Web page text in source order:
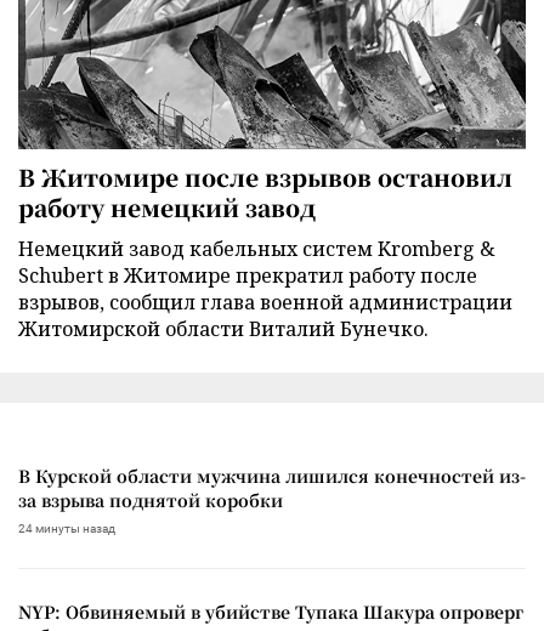
В Житомире после взрывов остановил
работу немецкий завод
Немецкий завод кабельных систем Kromberg &
Schubert в Житомире прекратил работу после
взрывов, сообщил глава военной администрации
Житомирской области Виталий Бунечко.
В Курской области мужчина лишился конечностей из-
за взрыва поднятой коробки
24 минуты назад
NYP: Обвиняемый в убийстве Тупака Шакура опроверг